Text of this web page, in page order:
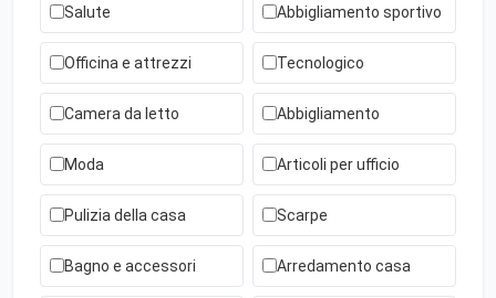
Salute Abbigliamento sportivo
Officina e attrezzi Tecnologico
Camera da letto Abbigliamento
Moda Articoli per ufficio
Pulizia della casa Scarpe
Bagno e accessori Arredamento casa